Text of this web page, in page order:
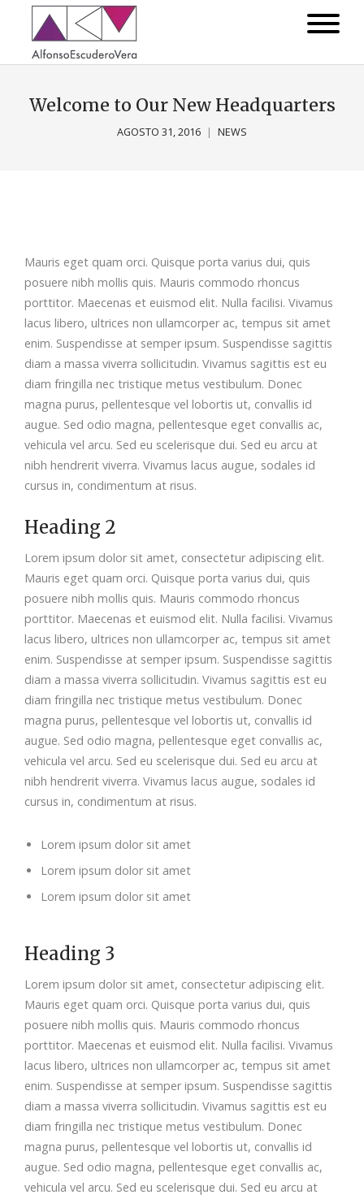
Welcome to Our New Headquarters
AGOSTO 31, 2016 NEWS
Mauris eget quam orci. Quisque porta varius dui, quis
posuere nibh mollis quis. Mauris commodo rhoncus
porttitor. Maecenas et euismod elit. Nulla facilisi. Vivamus
lacus libero, ultrices non ullamcorper ac, tempus sit amet
enim. Suspendisse at semper ipsum. Suspendisse sagittis
diam a massa viverra sollicitudin. Vivamus sagittis est eu
diam fringilla nec tristique metus vestibulum. Donec
magna purus, pellentesque vel lobortis ut, convallis id
augue. Sed odio magna, pellentesque eget convallis ac,
vehicula vel arcu. Sed eu scelerisque dui. Sed eu arcu at
nibh hendrerit viverra. Vivamus lacus augue, sodales id
cursus in, condimentum at risus.
Heading 2
Lorem ipsum dolor sit amet, consectetur adipiscing elit.
Mauris eget quam orci. Quisque porta varius dui, quis
posuere nibh mollis quis. Mauris commodo rhoncus
porttitor. Maecenas et euismod elit. Nulla facilisi. Vivamus
lacus libero, ultrices non ullamcorper ac, tempus sit amet
enim. Suspendisse at semper ipsum. Suspendisse sagittis
diam a massa viverra sollicitudin. Vivamus sagittis est eu
diam fringilla nec tristique metus vestibulum. Donec
magna purus, pellentesque vel lobortis ut, convallis id
augue. Sed odio magna, pellentesque eget convallis ac,
vehicula vel arcu. Sed eu scelerisque dui. Sed eu arcu at
nibh hendrerit viverra. Vivamus lacus augue, sodales id
cursus in, condimentum at risus.
Lorem ipsum dolor sit amet
Lorem ipsum dolor sit amet
Lorem ipsum dolor sit amet
Heading 3
Lorem ipsum dolor sit amet, consectetur adipiscing elit.
Mauris eget quam orci. Quisque porta varius dui, quis
posuere nibh mollis quis. Mauris commodo rhoncus
porttitor. Maecenas et euismod elit. Nulla facilisi. Vivamus
lacus libero, ultrices non ullamcorper ac, tempus sit amet
enim. Suspendisse at semper ipsum. Suspendisse sagittis
diam a massa viverra sollicitudin. Vivamus sagittis est eu
diam fringilla nec tristique metus vestibulum. Donec
magna purus, pellentesque vel lobortis ut, convallis id
augue. Sed odio magna, pellentesque eget convallis ac,
vehicula vel arcu. Sed eu scelerisque dui. Sed eu arcu at